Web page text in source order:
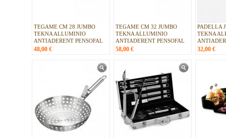
TEGAME CM 28 JUMBO
TEKNA ALLUMINIO
ANTIADERENT PENSOFAL
48,00 €
TEGAME CM 32 JUMBO
TEKNA ALLUMINIO
ANTIADERENT PENSOFAL
58,00 €
PADELLA
TEKNA
32,00 €